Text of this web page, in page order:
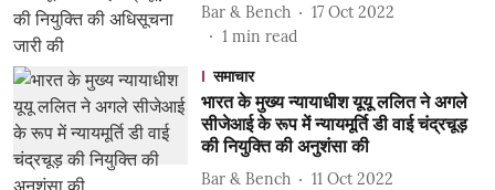
Bar & Bench
17 Oct 2022
1 min read
समाचार
भारत के मुख्य न्यायाधीश यूयू ललित ने अगले
सीजेआई के रूप में न्यायमूर्ति डी वाई चंद्रचूड़
की नियुक्ति की अनुशंसा की
Bar & Bench
11 Oct 2022